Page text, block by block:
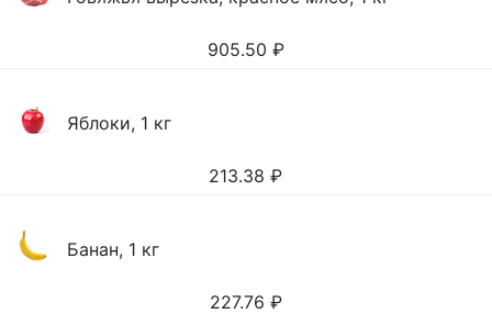
905.50 ₽
Яблоки, 1 кг
213.38 ₽
Банан, 1 кг
227.76 ₽